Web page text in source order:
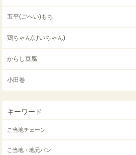
五平(ごへい)もち
鶏ちゃん(けいちゃん)
からし豆腐
小田巻
キーワード
ご当地チェーン
ご当地・地元パン